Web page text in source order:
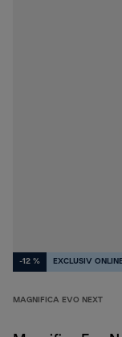
-12 % EXCLUSIV
MAGNIFICA EVO NEXT